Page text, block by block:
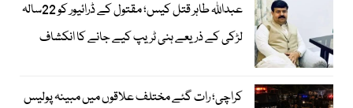
عبداللہ طاہر قتل کیس؛ مقتول کے ڈرائیور کو 22سالہ
لڑکی کے ذریعے ہنی ٹریپ کیے جانے کا انکشاف
کراچی؛ رات گئے مختلف علاقوں میں مبینہ پولیس